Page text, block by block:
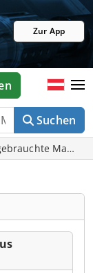
Zur App
Suchen